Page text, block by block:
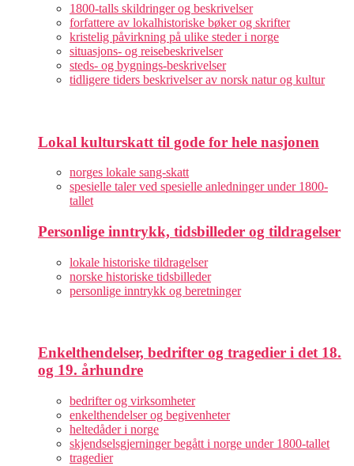
1800-talls skildringer og beskrivelser
forfattere av lokalhistoriske bøker og skrifter
kristelig påvirkning på ulike steder i norge
situasjons- og reisebeskrivelser
steds- og bygnings-beskrivelser
tidligere tiders beskrivelser av norsk natur og kultur
Lokal kulturskatt til gode for hele nasjonen
norges lokale sang-skatt
spesielle taler ved spesielle anledninger under 1800-
tallet
Personlige inntrykk, tidsbilleder og tildragelser
lokale historiske tildragelser
norske historiske tidsbilleder
personlige inntrykk og beretninger
Enkelthendelser, bedrifter og tragedier i det 18.
og 19. århundre
bedrifter og virksomheter
enkelthendelser og begivenheter
heltedåder i norge
skjendselsgjerninger begått i norge under 1800-tallet
tragedier